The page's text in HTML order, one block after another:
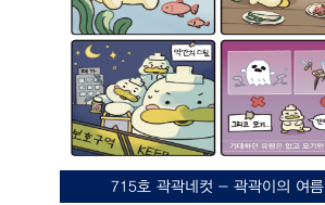
715호 곽곽네컷 - 곽곽이의 여름